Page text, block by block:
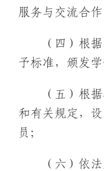
服务与交流合作
（四）根
予标准，颁发
（五）根
和有关规定，
员；
（六）依